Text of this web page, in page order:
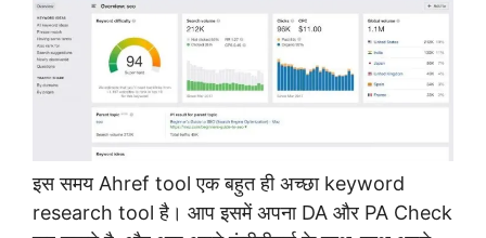
इस समय Ahref tool एक बहुत ही अच्छा keyword
research tool है। आप इसमें अपना DA और PA Check